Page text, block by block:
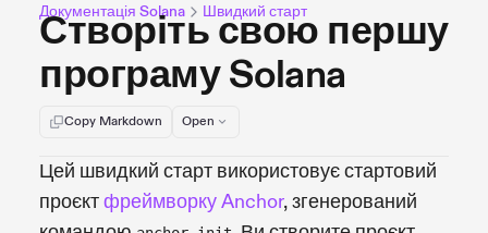
Документація Solana Швидкий старт
Створіть свою першу
програму Solana
Copy Markdown Open
Цей швидкий старт використовує стартовий
проєктфреймворку Anchor, згенерований